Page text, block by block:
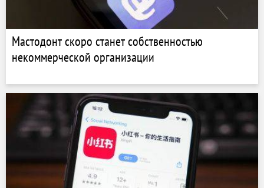
Мастодонт скоро станет собственностью
некоммерческой организации